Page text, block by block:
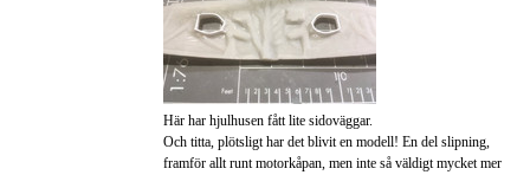
Här har hjulhusen fått lite sidoväggar.
Och titta, plötsligt har det blivit en modell! En del slipning,
framför allt runt motorkåpan, men inte så väldigt mycket mer